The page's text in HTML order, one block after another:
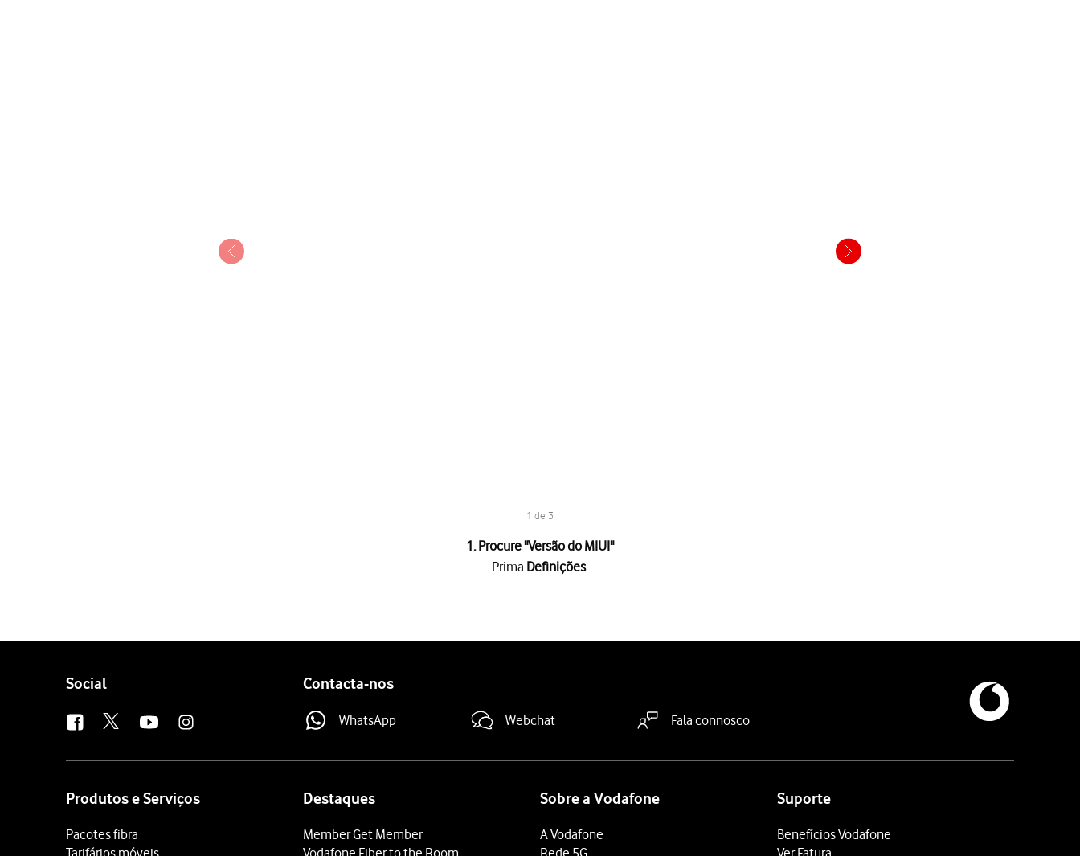
1 de 3
1. Procure "Versão do MIUI"
Prima Definições.
Follow
Social Contacta-nos
WhatsApp Webchat Fala connosco
Produtos e Serviços
Pacotes fibra
Tarifários móveis
Destaques
Member Get Member
Vodafone Fiber to the Room
Sobre a Vodafone
A Vodafone
Rede 5G
Suporte
Benefícios Vodafone
Ver Fatura